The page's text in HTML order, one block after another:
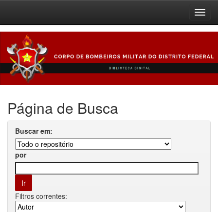
navigation
Página de Busca
Buscar em:
por
Filtros correntes: